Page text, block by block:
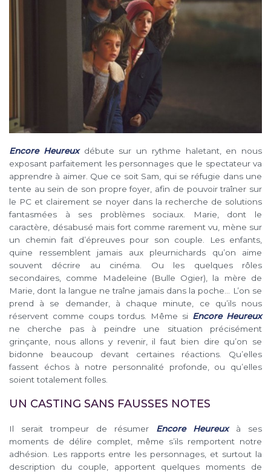
Encore Heureuxdébute sur un rythme haletant, en nous
exposant parfaitement les personnages que le spectateur va
apprendre à aimer. Que ce soit Sam, qui se réfugie dans une
tente au sein de son propre foyer, afin de pouvoir traîner sur
le PC et clairement se noyer dans la recherche de solutions
fantasmées à ses problèmes sociaux. Marie, dont le
caractère, désabusé mais fort comme rarement vu, mène sur
un chemin fait d’épreuves pour son couple. Les enfants,
quine ressemblent jamais aux pleurnichards qu’on aime
souvent décrire au cinéma. Ou les quelques rôles
secondaires, comme Madeleine (Bulle Ogier), la mère de
Marie, dont la langue ne traîne jamais dans la poche… L’on se
prend à se demander, à chaque minute, ce qu’ils nous
réservent comme coups tordus. Même si Encore Heureux
ne cherche pas à peindre une situation précisément
grinçante, nous allons y revenir, il faut bien dire qu’on se
bidonne beaucoup devant certaines réactions. Qu’elles
fassent échos à notre personnalité profonde, ou qu’elles
soient totalement folles.
UN CASTING SANS FAUSSES NOTES
Il serait trompeur de résumer Encore Heureuxà ses
moments de délire complet, même s’ils remportent notre
adhésion. Les rapports entre les personnages, et surtout la
description du couple, apportent quelques moments de